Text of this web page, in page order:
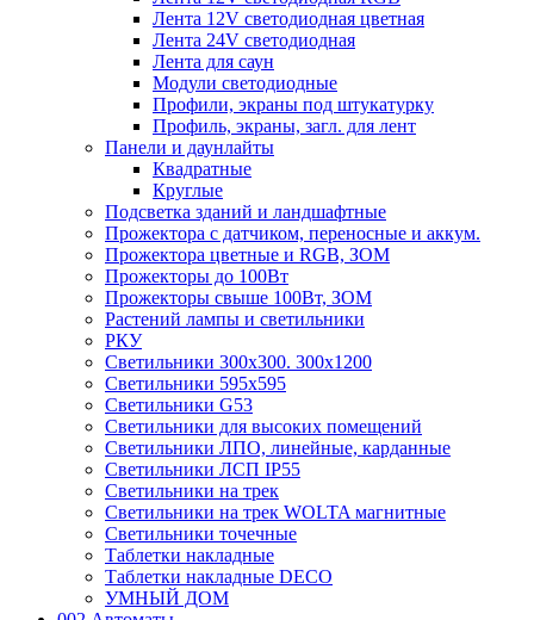
Лента 12V светодиодная цветная
Лента 24V светодиодная
Лента для саун
Модули светодиодные
Профили, экраны под штукатурку
Профиль, экраны, загл. для лент
Панели и даунлайты
Квадратные
Круглые
Подсветка зданий и ландшафтные
Прожектора с датчиком, переносные и аккум.
Прожектора цветные и RGB, ЗОМ
Прожекторы до 100Вт
Прожекторы свыше 100Вт, ЗОМ
Растений лампы и светильники
РКУ
Светильники 300х300. 300х1200
Светильники 595х595
Светильники G53
Светильники для высоких помещений
Светильники ЛПО, линейные, карданные
Светильники ЛСП IP55
Светильники на трек
Светильники на трек WOLTA магнитные
Светильники точечные
Таблетки накладные
Таблетки накладные DECO
УМНЫЙ ДОМ